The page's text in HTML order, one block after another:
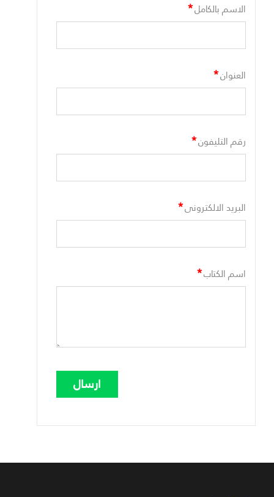
الاسم بالكامل*
العنوان*
رقم التليفون*
البريد الالكترونى*
اسم الكتاب*